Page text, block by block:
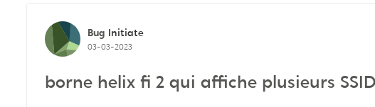
Discussion de forum
Bug Initiate
03-03-2023
borne helix fi 2 qui affiche plusieurs